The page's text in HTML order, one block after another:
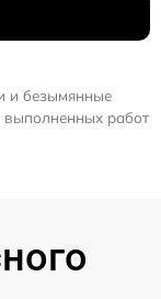
и безымянные
работ